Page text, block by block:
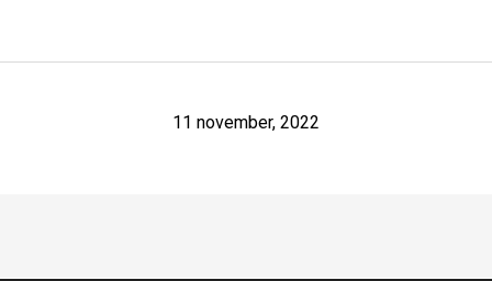
11 november, 2022